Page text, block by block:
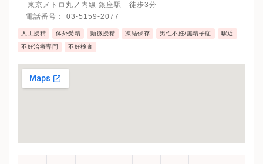
東京メトロ丸ノ内線 銀座駅 徒歩3分
電話番号： 03-5159-2077
人工授精 体外受精 顕微授精 凍結保存 男性不妊/無精子症 駅近
不妊治療専門 不妊検査